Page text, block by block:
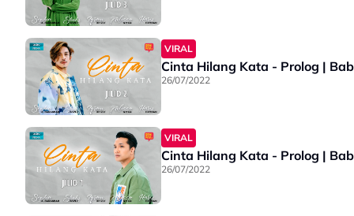
VIRAL
Cinta Hilang Kata - Prolog |
26/07/2022
VIRAL
Cinta Hilang Kata - Prolog |
26/07/2022